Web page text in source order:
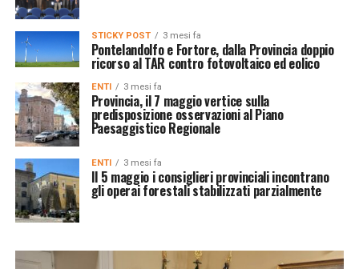
STICKY POST 3 mesi fa
Pontelandolfo e Fortore, dalla Provincia doppio
ricorso al TAR contro fotovoltaico ed eolico
ENTI 3 mesi fa
Provincia, il 7 maggio vertice sulla
predisposizione osservazioni al Piano
Paesaggistico Regionale
ENTI 3 mesi fa
Il 5 maggio i consiglieri provinciali incontrano
gli operai forestali stabilizzati parzialmente